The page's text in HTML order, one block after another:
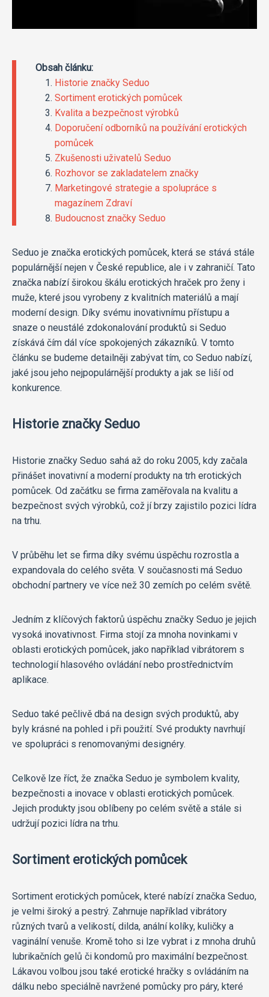
Obsah článku:
Historie značky Seduo
Sortiment erotických pomůcek
Kvalita a bezpečnost výrobků
Doporučení odborníků na používání erotických
pomůcek
Zkušenosti uživatelů Seduo
Rozhovor se zakladatelem značky
Marketingové strategie a spolupráce s
magazínem Zdraví
Budoucnost značky Seduo
Seduo je značka erotických pomůcek, která se stává stále
populárnější nejen v České republice, ale i v zahraničí. Tato
značka nabízí širokou škálu erotických hraček pro ženy i
muže, které jsou vyrobeny z kvalitních materiálů a mají
moderní design. Díky svému inovativnímu přístupu a
snaze o neustálé zdokonalování produktů si Seduo
získává čím dál více spokojených zákazníků. V tomto
článku se budeme detailněji zabývat tím, co Seduo nabízí,
jaké jsou jeho nejpopulárnější produkty a jak se liší od
konkurence.
Historie značky Seduo
Historie značky Seduo sahá až do roku 2005, kdy začala
přinášet inovativní a moderní produkty na trh erotických
pomůcek. Od začátku se firma zaměřovala na kvalitu a
bezpečnost svých výrobků, což jí brzy zajistilo pozici lídra
na trhu.
V průběhu let se firma díky svému úspěchu rozrostla a
expandovala do celého světa. V současnosti má Seduo
obchodní partnery ve více než 30 zemích po celém světě.
Jedním z klíčových faktorů úspěchu značky Seduo je jejich
vysoká inovativnost. Firma stojí za mnoha novinkami v
oblasti erotických pomůcek, jako například vibrátorem s
technologií hlasového ovládání nebo prostřednictvím
aplikace.
Seduo také pečlivě dbá na design svých produktů, aby
byly krásné na pohled i při použití. Své produkty navrhují
ve spolupráci s renomovanými designéry.
Celkově lze říct, že značka Seduo je symbolem kvality,
bezpečnosti a inovace v oblasti erotických pomůcek.
Jejich produkty jsou oblíbeny po celém světě a stále si
udržují pozici lídra na trhu.
Sortiment erotických pomůcek
Sortiment erotických pomůcek, které nabízí značka Seduo,
je velmi široký a pestrý. Zahrnuje například vibrátory
různých tvarů a velikostí, dilda, anální kolíky, kuličky a
vaginální venuše. Kromě toho si lze vybrat i z mnoha druhů
lubrikačních gelů či kondomů pro maximální bezpečnost.
Lákavou volbou jsou také erotické hračky s ovládáním na
dálku nebo speciálně navržené pomůcky pro páry, které